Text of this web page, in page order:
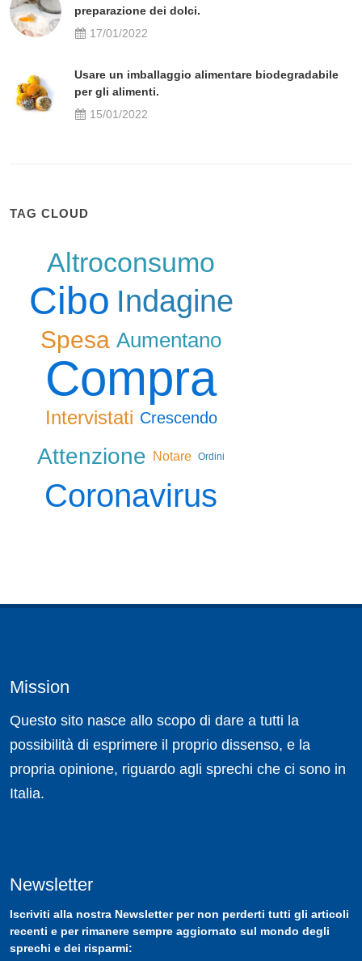
preparazione dei dolci.
17/01/2022
Usare un imballaggio alimentare biodegradabile
per gli alimenti.
15/01/2022
TAG CLOUD
Altroconsumo
Cibo Indagine
Spesa Aumentano
Compra
Intervistati Crescendo
Attenzione Notare Ordini
Coronavirus
Mission
Questo sito nasce allo scopo di dare a tutti la
possibilità di esprimere il proprio dissenso, e la
propria opinione, riguardo agli sprechi che ci sono in
Italia.
Newsletter
Iscriviti alla nostra Newsletterper non perderti tutti gli articoli
recenti e per rimanere sempre aggiornato sul mondo degli
sprechi e dei risparmi: